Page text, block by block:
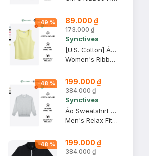
-49 % 89.000 ₫
173.000 ₫
Synctives
[U.S. Cotton] Áo Tank Top Nữ Synctives Slim Fit, Vàng Nhạt, L - CWTA0005
Women's Ribbed Waist Length Fitted Tank Top
-48 % 199.000 ₫
384.000 ₫
Synctives
Áo Sweatshirt Nam Synctives Relaxed Fit, Xám Melange Nhạt, S - CMSW0002
Men's Relax Fit Sweatshirt
-48 % 199.000 ₫
384.000 ₫